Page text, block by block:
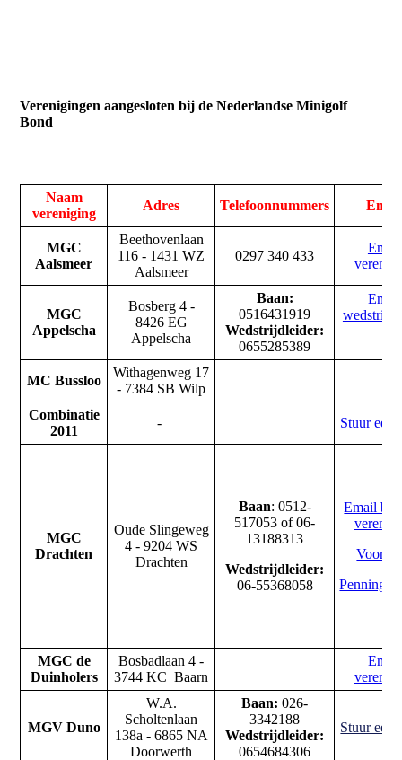
Verenigingen aangesloten bij de Nederlandse Minigolf
Bond
Naam
vereniging
Adres Telefoonnummers Email
MGC
Aalsmeer
Beethovenlaan
116 - 1431 WZ
Aalsmeer
0297 340 433
Email
MGC
Appelscha
Bosberg 4 -
8426 EG
Appelscha
Baan:
0516431919
Wedstrijdleider:
0655285389
Email
MC Bussloo
Withagenweg 17
- 7384 SB Wilp
Combinatie
2011
- Stuur een
MGC
Drachten
Oude Slingeweg
4 - 9204 WS
Drachten
Baan: 0512-
517053 of 06-
13188313
Wedstrijdleider:
06-55368058
Email
MGC de
Duinholers
Bosbadlaan 4 -
3744 KC Baarn
Email
MGV Duno
W.A.
Scholtenlaan
138a - 6865 NA
Doorwerth
Baan: 026-
3342188
Wedstrijdleider:
0654684306
Stuur een